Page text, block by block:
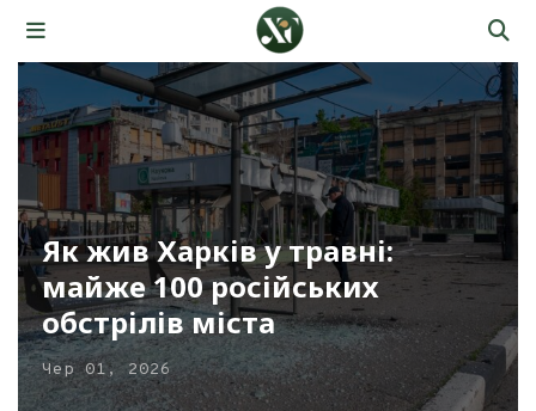
Як жив Харків у травні:
майже 100 російських
обстрілів міста
Чер 01, 2026